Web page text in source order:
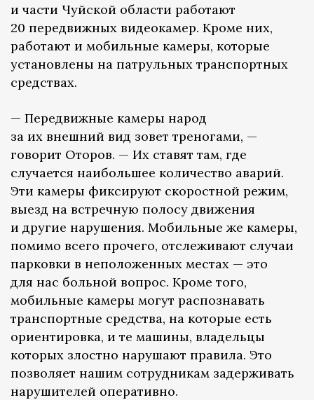
и части Чуйской области работают
20 передвижных видеокамер. Кроме них,
работают и мобильные камеры, которые
установлены на патрульных транспортных
средствах.
— Передвижные камеры народ
за их внешний вид зовет треногами, —
говорит Оторов. — Их ставят там, где
случается наибольшее количество аварий.
Эти камеры фиксируют скоростной режим,
выезд на встречную полосу движения
и другие нарушения. Мобильные же камеры,
помимо всего прочего, отслеживают случаи
парковки в неположенных местах — это
для нас больной вопрос. Кроме того,
мобильные камеры могут распознавать
транспортные средства, на которые есть
ориентировка, и те машины, владельцы
которых злостно нарушают правила. Это
позволяет нашим сотрудникам задерживать
нарушителей оперативно.